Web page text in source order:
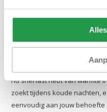
Een 4 seizoenen dekbed is
door wil genieten van
dekbed te hoeven wisselen.
zomerdeel en een herfst-/
nu snel last hebt van warmte
zoekt tijdens koude nachten,
eenvoudig aan jouw